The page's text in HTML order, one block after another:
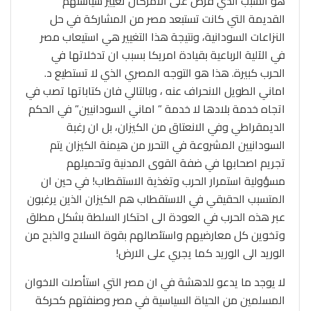
القديمة التي كانت تستبعد مصر من المشاركة في حل
النزاعات السودانية، ونتيجة هذا التغيير هي استيعاب مصر
في الآلية الرباعية بقيادة امريكا بسبب ان تدخلاتها في
الحرب كبيرة. هذا هو التوجه المصري الذي لا تستطيع د.
اماني الطويل الانحراف عنه ، وبالتالي فان كتاباتها تصب في
اتجاه خدمة بلادها لا خدمة ” اماني السودانيين” في الحكم
الديمقراطي وفي الانعتاق من الكيزان، بل ان رغبة
السودانيين المشروعة في التحرر من هيمنة الكيزان يتم
تجريم اصحابها في ضفة القوى المدنية وتحميلهم
مسؤولية استمرار الحرب وتغذية الاستقطاب! في حين ان
المتسبب الحقيقي في الاستقطاب هم الكيزان الذين يرغبون
عبر هذه الحرب في العودة الى احتكار السلطة بشكل مطلق
وتخوين كل معارضيهم واستئصالهم بقوة السلاح والذبح من
الوريد الى الوريد كما يجري على الارض!
لا يوجد ما يدعو للدهشة في ان مصر التي استأصلت الاخوان
المسلمين من الحياة السياسية في مصر وصنفتهم كحركة